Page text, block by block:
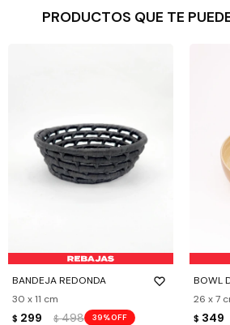
PRODUCTOS QUE TE
BANDEJA REDONDA
30 x 11 cm
$ 299 $ 498 39
BOWL
26 x 7
$ 349